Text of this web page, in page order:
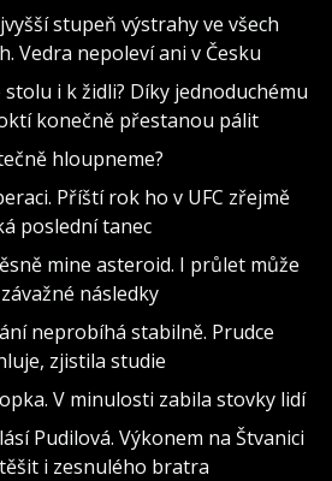
stupeň výstrahy ve všech
Vedra nepoleví ani v Česku
i k židli? Díky jednoduchému
konečně přestanou pálit
hloupneme?
Příští rok ho v UFC zřejmě
poslední tanec
mine asteroid. I průlet může
následky
neprobíhá stabilně. Prudce
zjistila studie
V minulosti zabila stovky lidí
Pudilová. Výkonem na Štvanici
i zesnulého bratra